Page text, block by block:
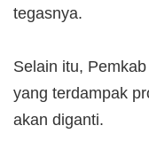
tegasnya.
Selain itu,
yang terdampak
akan diganti.